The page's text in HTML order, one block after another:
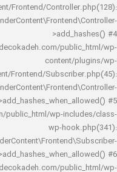
Frontend/
domains/decokadeh.com/
Frontend/
public_html/wp-
wp-
domains/decokadeh.com/